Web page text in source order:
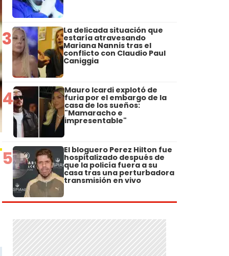
3 La delicada situación que
estaría atravesando
Mariana Nannis tras el
conflicto con Claudio Paul
Caniggia
4 Mauro Icardi explotó de
furia por el embargo de la
casa de los sueños:
"Mamaracho e
impresentable"
5 El bloguero Perez Hilton fue
hospitalizado después de
que la policía fuera a su
casa tras una perturbadora
transmisión en vivo